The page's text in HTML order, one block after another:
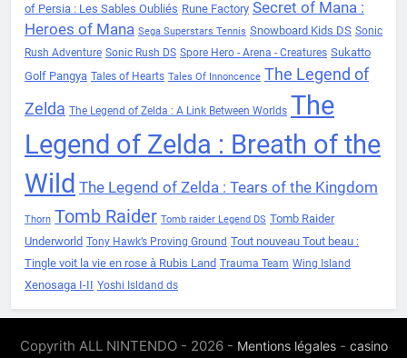
of Persia : Les Sables Oubliés Rune Factory Secret of Mana :
Heroes of Mana Sega Superstars Tennis Snowboard Kids DS Sonic
Rush Adventure Sonic Rush DS Spore Hero - Arena - Creatures Sukatto
Golf Pangya Tales of Hearts Tales Of Innoncence The Legend of
Zelda The Legend of Zelda : A Link Between Worlds The
Legend of Zelda : Breath of the
Wild The Legend of Zelda : Tears of the Kingdom
Thorn Tomb Raider Tomb raider Legend DS Tomb Raider
Underworld Tony Hawk’s Proving Ground Tout nouveau Tout beau :
Tingle voit la vie en rose à Rubis Land Trauma Team Wing Island
Xenosaga I-II Yoshi Isldand ds
Copyrith ALL NINTENDO - 2026 - Mentions légales- casino